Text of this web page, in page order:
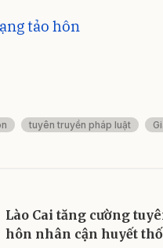
tảo hôn
tuyên truyền pháp luật
Lào Cai tăng cường
hôn nhân cận huyết